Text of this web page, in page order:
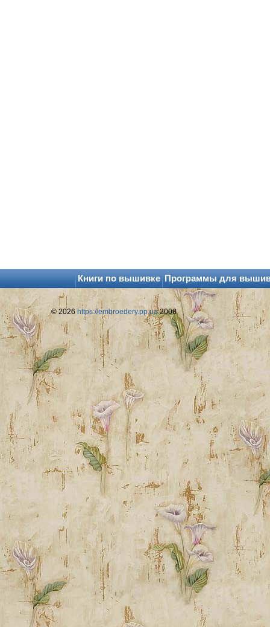
Книги по вышивке Программы для
© 2026 https://embroedery.pp.ua2008